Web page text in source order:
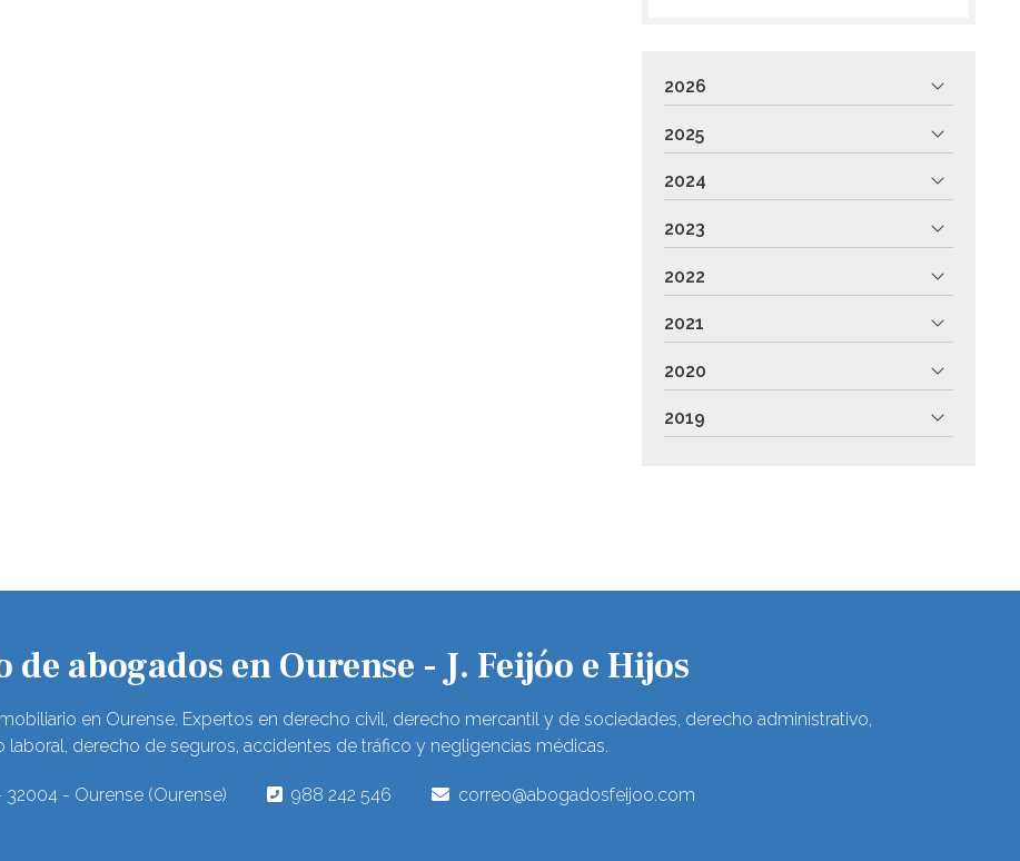
2026
2025
2024
2023
2022
2021
2020
2019
de abogados en Ourense - J. Feijóo e Hijos
en Ourense. Expertos en derecho civil, derecho mercantil y de sociedades, derecho administrativo,
laboral, derecho de seguros, accidentes de tráfico y negligencias médicas.
32004 - Ourense (Ourense) 988 242 546 correo@abogadosfeijoo.com